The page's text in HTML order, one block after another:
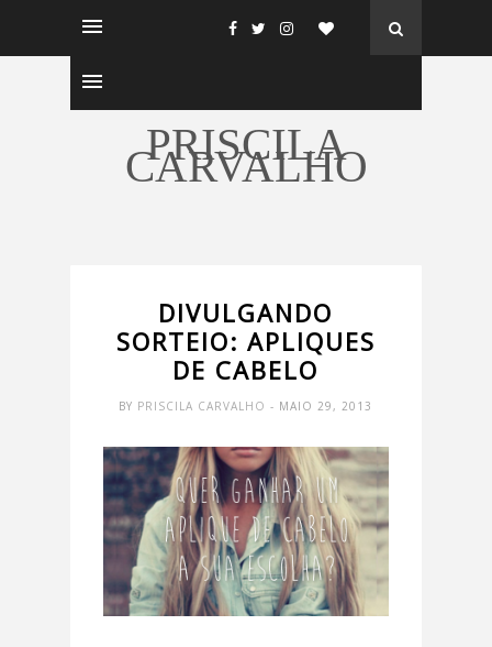
PRISCILA
CARVALHO
DIVULGANDO
SORTEIO: APLIQUES
DE CABELO
BY PRISCILA CARVALHO- MAIO 29, 2013